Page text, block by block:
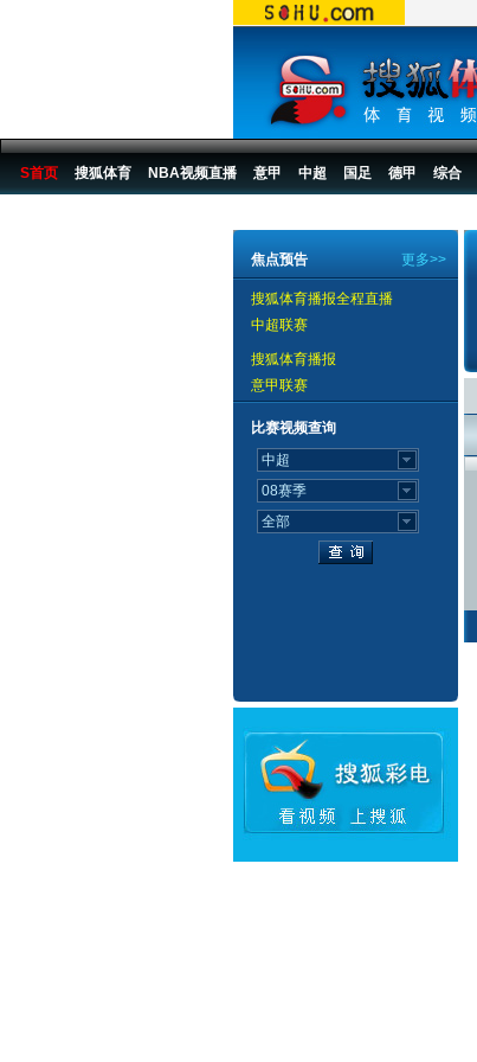
S首页 搜狐体育 NBA视频直播 意甲 中超 国足 德甲 综合
更多>>
焦点预告
搜狐体育播报全程直播
中超联赛
搜狐体育播报
意甲联赛
比赛视频查询